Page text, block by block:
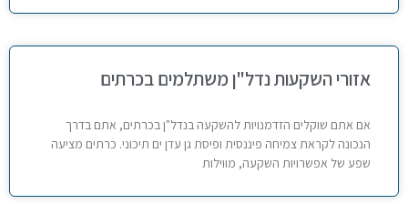
אזורי השקעות נדל"ן משתלמים בכרתים
אם אתם שוקלים הזדמנויות להשקעה בנדל"ן בכרתים, אתם בדרך
הנכונה לקראת צמיחה פיננסית ופיסת גן עדן ים תיכוני. כרתים מציעה
שפע של אפשרויות השקעה, מווילות